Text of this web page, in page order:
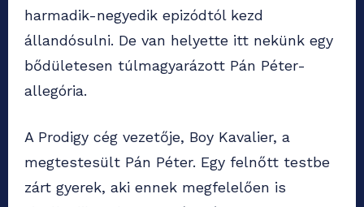
harmadik-negyedik epizódtól kezd
állandósulni. De van helyette itt nekünk egy
bődületesen túlmagyarázott Pán Péter-
allegória.
A Prodigy cég vezetője, Boy Kavalier, a
megtestesült Pán Péter. Egy felnőtt testbe
zárt gyerek, aki ennek megfelelően is